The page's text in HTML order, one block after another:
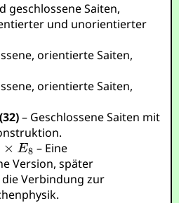
geschlossene Saiten,
und unorientierter
orientierte Saiten,
orientierte Saiten,
– Geschlossene Saiten mit
– Eine
Version, später
Verbindung zur